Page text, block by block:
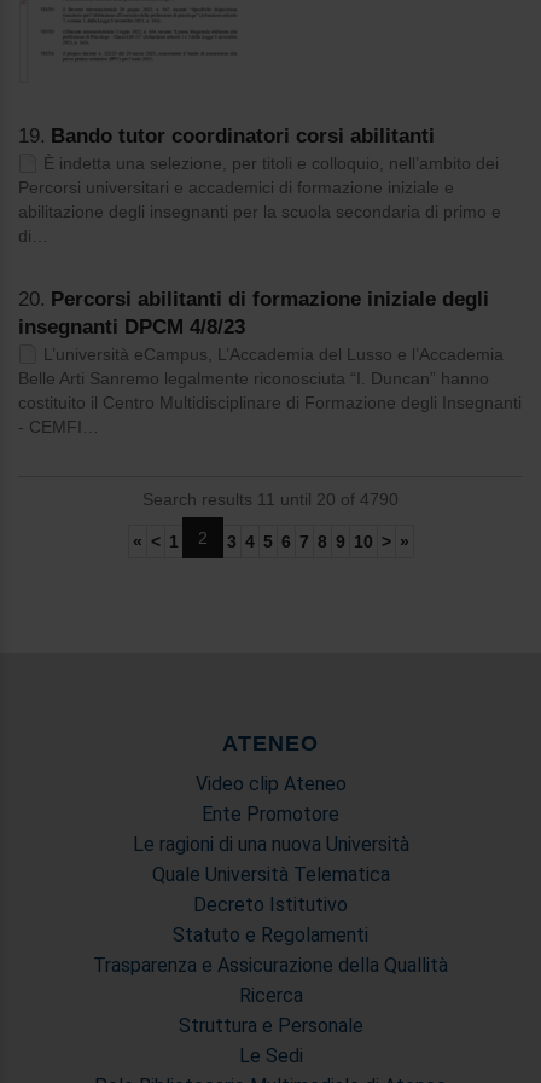
19. Bando tutor coordinatori corsi abilitanti
È indetta una selezione, per titoli e colloquio, nell’ambito dei
Percorsi universitari e accademici di formazione iniziale e
abilitazione degli insegnanti per la scuola secondaria di primo e
di…
20. Percorsi abilitanti di formazione iniziale degli
insegnanti DPCM 4/8/23
L’università eCampus, L’Accademia del Lusso e l’Accademia
Belle Arti Sanremo legalmente riconosciuta “I. Duncan” hanno
costituito il Centro Multidisciplinare di Formazione degli Insegnanti
- CEMFI…
Search results 11 until 20 of 4790
« < 1 2 3 4 5 6 7 8 9 10 > »
ATENEO
Video clip Ateneo
Ente Promotore
Le ragioni di una nuova Università
Quale Università Telematica
Decreto Istitutivo
Statuto e Regolamenti
Trasparenza e Assicurazione della Quallità
Ricerca
Struttura e Personale
Le Sedi